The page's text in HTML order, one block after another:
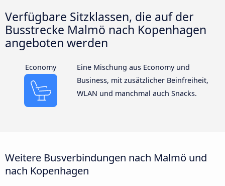
Verfügbare Sitzklassen, die auf der
Busstrecke Malmö nach Kopenhagen
angeboten werden
Economy
Eine Mischung aus Economy und
Business, mit zusätzlicher Beinfreiheit,
WLAN und manchmal auch Snacks.
Weitere Busverbindungen nach Malmö und
nach Kopenhagen